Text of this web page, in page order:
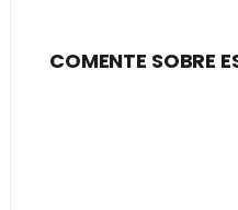
COMENTE SOBRE